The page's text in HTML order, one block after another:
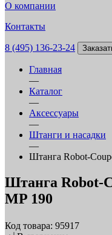
О компании
Контакты
8 (495) 136-23-24
Главная
—
Каталог
—
Аксессуары
—
Штанги и насадки
—
Штанга Robot-
Штанга Robot-
MP 190
Код товара: 95917